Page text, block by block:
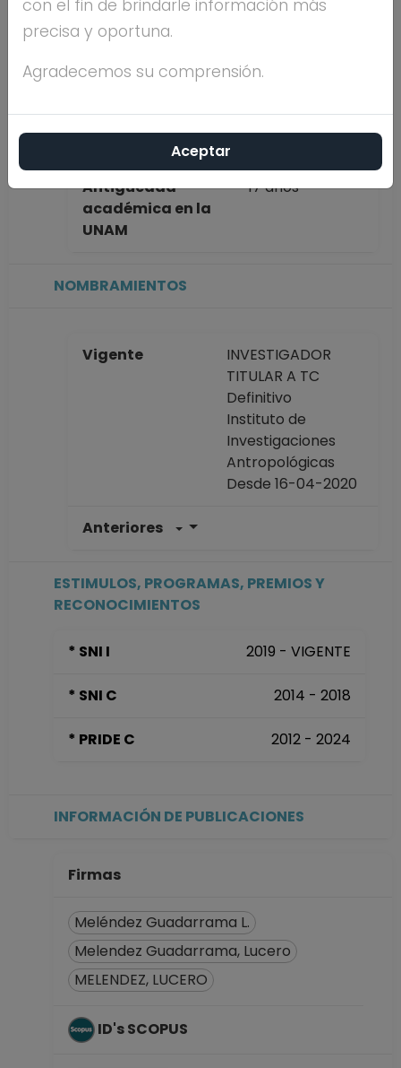
Máximo nivel de
DOCTORADO
Antigüedad
académica en la
UNAM
17 años
NOMBRAMIENTOS
Vigente
INVESTIGADOR
TITULAR A TC
Definitivo
Instituto de
Investigaciones
Antropológicas
Desde 16-04-2020
Anteriores
Instituto de
Desde 16-06-2014
INVESTIGADOR
Definitivo
Antropológicas
ESTIMULOS, PROGRAMAS, PREMIOS Y
RECONOCIMIENTOS
* SNI I 2019 - VIGENTE
* SNI C 2014 - 2018
* PRIDE C 2012 - 2024
INFORMACIÓN DE PUBLICACIONES
Firmas
Meléndez Guadarrama L.
Melendez Guadarrama, Lucero
MELENDEZ, LUCERO
ID's SCOPUS
con el fin de brindarle información más
precisa y oportuna.
Agradecemos su comprensión.
Aceptar